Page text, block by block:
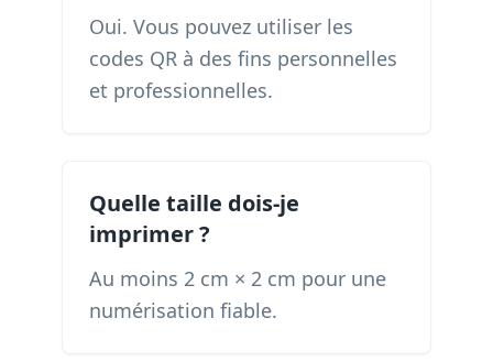
Oui. Vous pouvez utiliser les
codes QR à des fins personnelles
et professionnelles.
Quelle taille dois-je
imprimer ?
Au moins 2 cm × 2 cm pour une
numérisation fiable.